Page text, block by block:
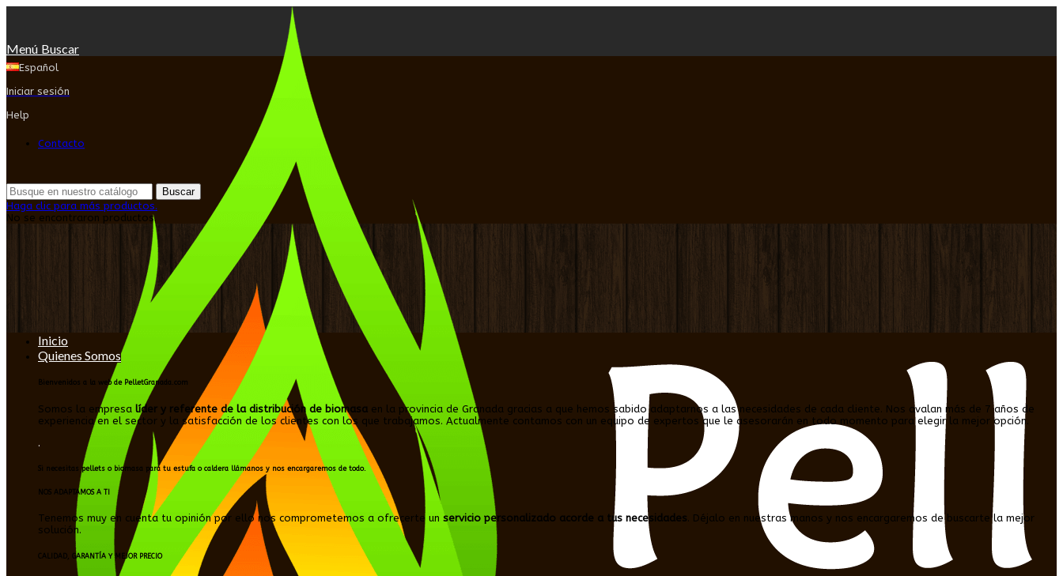
Menú Buscar
Español
Iniciar sesión
Help
Contacto
Buscar
Haga clic para más productos.
No se encontraron productos.
Inicio
Quienes Somos
Bienvenidos a la web de PelletGranada.com
Somos la empresa líder y referente de la distribución de biomasa en la provincia de Granada gracias a que hemos sabido adaptarnos a las necesidades de cada cliente. Nos avalan más de 7 años de
experiencia en el sector y la satisfacción de los clientes con los que trabajamos. Actualmente contamos con un equipo de expertos que le asesorarán en todo momento para elegir la mejor opción.
.
Si necesitas pellets o biomasa para tu estufa o caldera llámanos y nos encargaremos de todo.
NOS ADAPTAMOS A TI
Tenemos muy en cuenta tu opinión por ello nos comprometemos a ofrecerte un servicio personalizado acorde a tus necesidades. Déjalo en nuestras manos y nos encargaremos de buscarte la mejor
solución.
CALIDAD, GARANTÍA Y MEJOR PRECIO